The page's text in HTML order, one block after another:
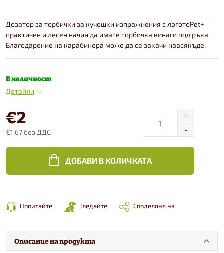
Дозатор за торбички за кучешки изпражнения с логотоPet+ -
практичен и лесен начин да имате торбичка винаги под ръка.
Благодарение на карабинера може да се закачи навсякъде.
В наличност
Детайли
€2
€1,67 без ДДС
цена:
ДОБАВИ В КОЛИЧКАТА
Попитайте Гледайте Споделяне на
Описание на продукта